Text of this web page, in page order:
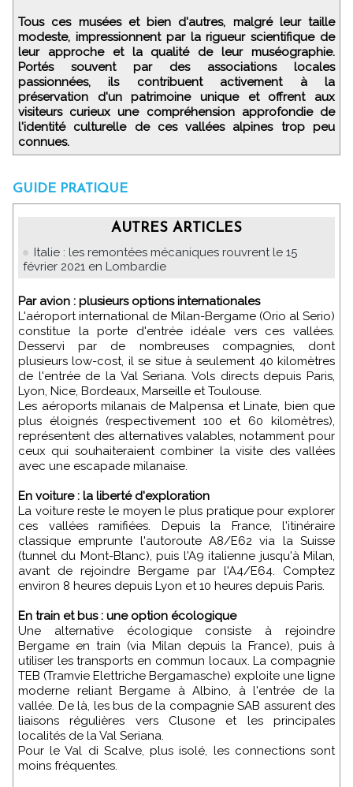
Tous ces musées et bien d'autres, malgré leur taille
modeste, impressionnent par la rigueur scientifique de
leur approche et la qualité de leur muséographie.
Portés souvent par des associations locales
passionnées, ils contribuent activement à la
préservation d'un patrimoine unique et offrent aux
visiteurs curieux une compréhension approfondie de
l'identité culturelle de ces vallées alpines trop peu
connues.
GUIDE PRATIQUE
AUTRES ARTICLES
Italie : les remontées mécaniques rouvrent le 15
février 2021 en Lombardie
Par avion : plusieurs options internationales
L'aéroport international de Milan-Bergame (Orio al Serio)
constitue la porte d'entrée idéale vers ces vallées.
Desservi par de nombreuses compagnies, dont
plusieurs low-cost, il se situe à seulement 40 kilomètres
de l'entrée de la Val Seriana. Vols directs depuis Paris,
Lyon, Nice, Bordeaux, Marseille et Toulouse.
Les aéroports milanais de Malpensa et Linate, bien que
plus éloignés (respectivement 100 et 60 kilomètres),
représentent des alternatives valables, notamment pour
ceux qui souhaiteraient combiner la visite des vallées
avec une escapade milanaise.
En voiture : la liberté d'exploration
La voiture reste le moyen le plus pratique pour explorer
ces vallées ramifiées. Depuis la France, l'itinéraire
classique emprunte l'autoroute A8/E62 via la Suisse
(tunnel du Mont-Blanc), puis l'A9 italienne jusqu'à Milan,
avant de rejoindre Bergame par l'A4/E64. Comptez
environ 8 heures depuis Lyon et 10 heures depuis Paris.
En train et bus : une option écologique
Une alternative écologique consiste à rejoindre
Bergame en train (via Milan depuis la France), puis à
utiliser les transports en commun locaux. La compagnie
TEB (Tramvie Elettriche Bergamasche) exploite une ligne
moderne reliant Bergame à Albino, à l'entrée de la
vallée. De là, les bus de la compagnie SAB assurent des
liaisons régulières vers Clusone et les principales
localités de la Val Seriana.
Pour le Val di Scalve, plus isolé, les connections sont
moins fréquentes.